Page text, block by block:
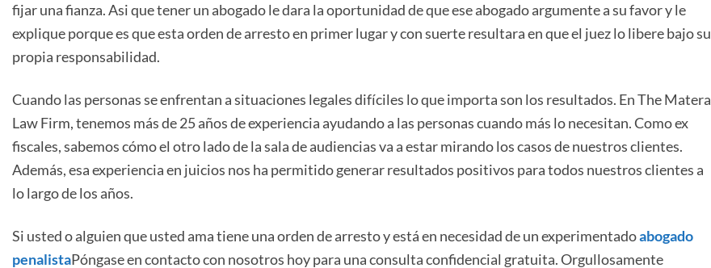
fijar una fianza. Asi que tener un abogado le dara la oportunidad de que ese abogado argumente a su favor y le
explique porque es que esta orden de arresto en primer lugar y con suerte resultara en que el juez lo libere bajo su
propia responsabilidad.
Cuando las personas se enfrentan a situaciones legales difíciles lo que importa son los resultados. En The Matera
Law Firm, tenemos más de 25 años de experiencia ayudando a las personas cuando más lo necesitan. Como ex
fiscales, sabemos cómo el otro lado de la sala de audiencias va a estar mirando los casos de nuestros clientes.
Además, esa experiencia en juicios nos ha permitido generar resultados positivos para todos nuestros clientes a
lo largo de los años.
Si usted o alguien que usted ama tiene una orden de arresto y está en necesidad de un experimentadoabogado
penalistaPóngase en contacto con nosotros hoy para una consulta confidencial gratuita. Orgullosamente